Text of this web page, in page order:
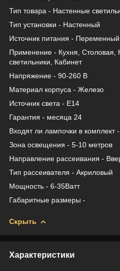
Тип товара - Настенные
Тип установки - Настенный
Источник питания - Переменный
Применение - Кухня,
светильники, Кабинет
Напряжение - 90-260 В
Материал корпуса - Железо
Источник света - Е14
Гарантия - месяца 24
Входят ли лампочки в комплект
Зона освещения - 5-10 метров
Направление рассеивания -
Тип рассеивателя - Акриловый
Мощность - 6-35Ватт
Габаритные размеры -
Скрыть
Характеристики